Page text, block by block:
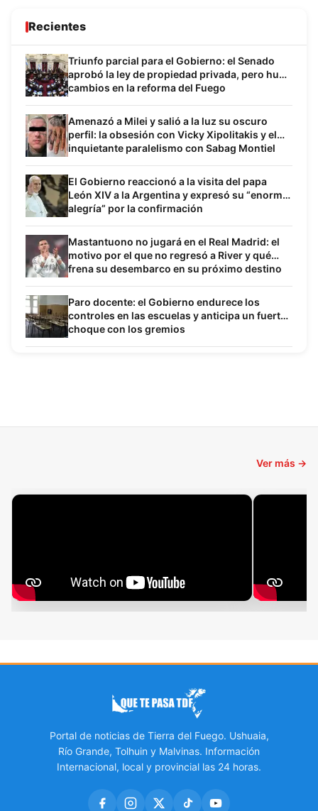
Recientes
Triunfo parcial para el Gobierno: el Senado
aprobó la ley de propiedad privada, pero hubo
cambios en la reforma del Fuego
Amenazó a Milei y salió a la luz su oscuro
perfil: la obsesión con Vicky Xipolitakis y el
inquietante paralelismo con Sabag Montiel
El Gobierno reaccionó a la visita del papa
León XIV a la Argentina y expresó su “enorme
alegría” por la confirmación
Mastantuono no jugará en el Real Madrid: el
motivo por el que no regresó a River y qué
frena su desembarco en su próximo destino
Paro docente: el Gobierno endurece los
controles en las escuelas y anticipa un fuerte
choque con los gremios
Ver más →
Portal de noticias de Tierra del Fuego. Ushuaia,
Río Grande, Tolhuin y Malvinas. Información
Internacional, local y provincial las 24 horas.